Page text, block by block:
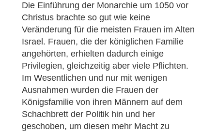
Die Einführung der Monarchie um 1050 vor
Christus brachte so gut wie keine
Veränderung für die meisten Frauen im Alten
Israel. Frauen, die der königlichen Familie
angehörten, erhielten dadurch einige
Privilegien, gleichzeitig aber viele Pflichten.
Im Wesentlichen und nur mit wenigen
Ausnahmen wurden die Frauen der
Königsfamilie von ihren Männern auf dem
Schachbrett der Politik hin und her
geschoben, um diesen mehr Macht zu